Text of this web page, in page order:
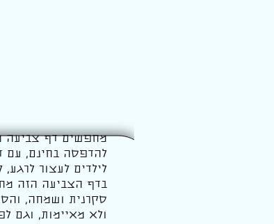
מחפשים דף צביעה
להדפסה בחינם, עם
לילדים לעצור לרגע,
בדף הצביעה הזה
סקרנית ושמחה,
ולא מאיימות, וגם